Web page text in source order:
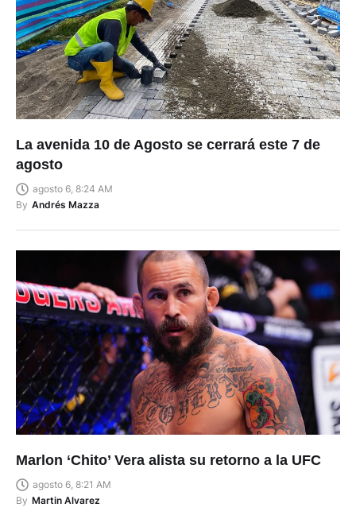
La avenida 10 de Agosto se cerrará este 7 de
agosto
agosto 6, 8:24 AM
By Andrés Mazza
Marlon ‘Chito’ Vera alista su retorno a la UFC
agosto 6, 8:21 AM
By Martin Alvarez